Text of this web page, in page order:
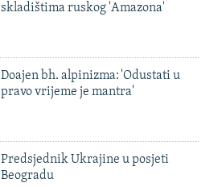
skladištima ruskog 'Amazona'
Doajen bh. alpinizma: 'Odustati u
pravo vrijeme je mantra'
Predsjednik Ukrajine u posjeti
Beogradu